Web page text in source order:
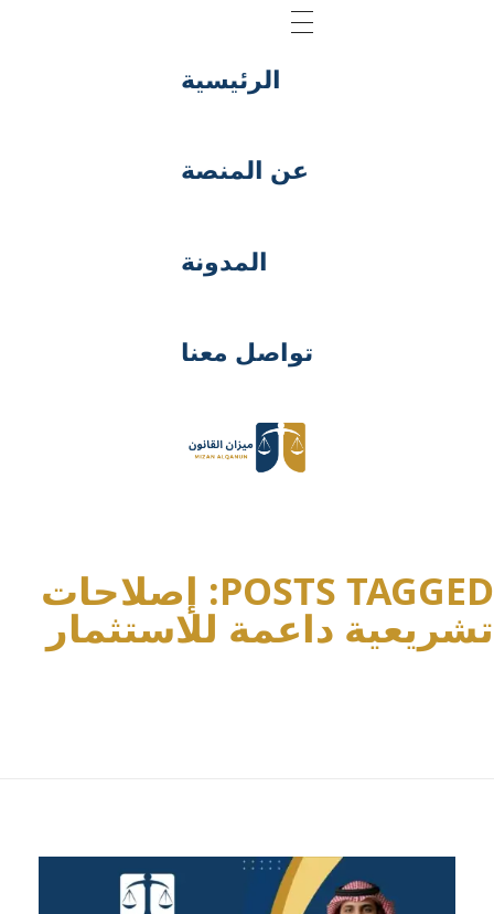
الرئيسية
عن المنصة
المدونة
تواصل معنا
POSTS TAGGED: إصلاحات
تشريعية داعمة للاستثمار